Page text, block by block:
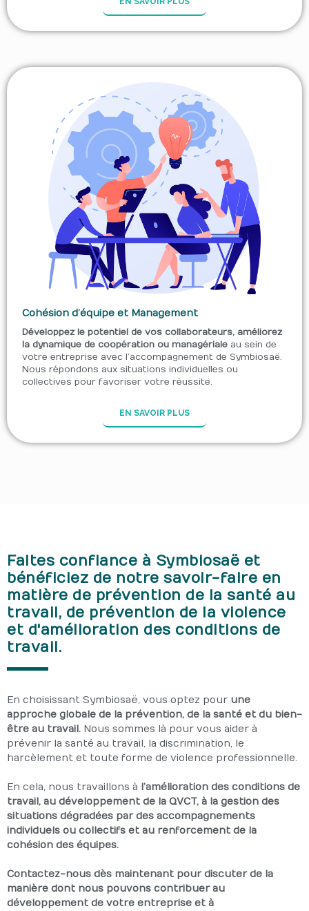
Cohésion d’équipe et Management
Développez le potentiel de vos collaborateurs, améliorez
la dynamique de coopération ou managériale au sein de
votre entreprise avec l’accompagnement de Symbiosaë.
Nous répondons aux situations individuelles ou
collectives pour favoriser votre réussite.
EN SAVOIR PLUS
Faites confiance à Symbiosaë et
bénéficiez de notre savoir-faire en
matière de prévention de la santé au
travail, de prévention de la violence
et d'amélioration des conditions de
travail.
En choisissant Symbiosaë, vous optez pour une
approche globale de la prévention, de la santé et du bien-
être au travail. Nous sommes là pour vous aider à
prévenir la santé au travail, la discrimination, le
harcèlement et toute forme de violence professionnelle.
En cela, nous travaillons à l’amélioration des conditions de
travail, au développement de la QVCT, à la gestion des
situations dégradées par des accompagnements
individuels ou collectifs et au renforcement de la
cohésion des équipes.
Contactez-nous dès maintenant pour discuter de la
manière dont nous pouvons contribuer au
développement de votre entreprise et à